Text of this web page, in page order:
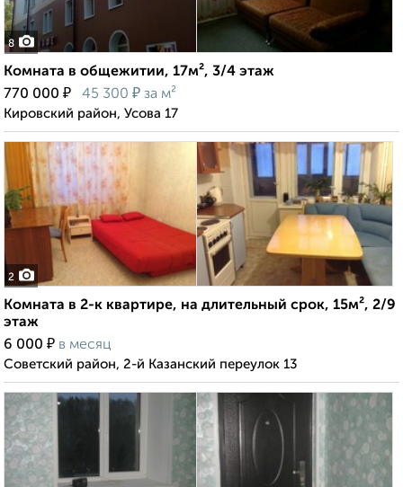
8
Комната в общежитии, 17м², 3/4 этаж
770 000 ₽ 45 300 ₽ за м²
Кировский район, Усова 17
2
Комната в 2-к квартире, на длительный срок, 15м², 2/9
этаж
6 000 ₽ в месяц
Советский район, 2-й Казанский переулок 13